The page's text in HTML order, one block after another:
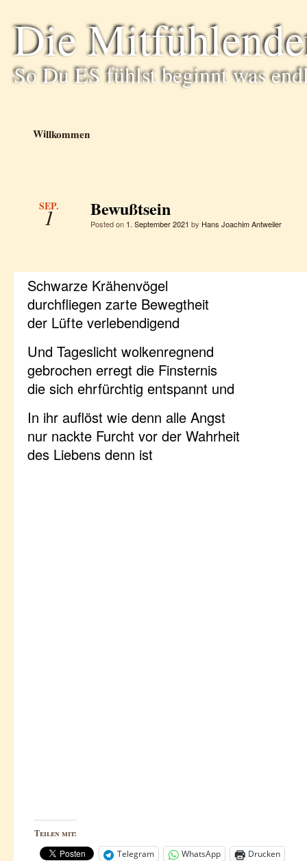
Die
So Du ES fühlst beginnt was
Willkommen
SEP.
1 Bewußtsein
Posted on 1. September 2021 by Hans Joachim Antweiler
Schwarze Krähenvögel
durchfliegen zarte Bewegtheit
der Lüfte verlebendigend
Und Tageslicht wolkenregnend
gebrochen erregt die Finsternis
die sich ehrfürchtig entspannt und
In ihr auflöst wie denn alle Angst
nur nackte Furcht vor der Wahrheit
des Liebens denn ist
Teilen mit:
Telegram
WhatsApp Drucken